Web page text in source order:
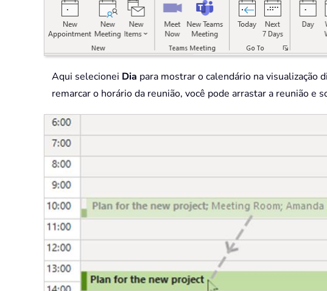
Aqui selecionei Dia para mostrar o calendário na visualização
remarcar o horário da reunião, você pode arrastar a reunião